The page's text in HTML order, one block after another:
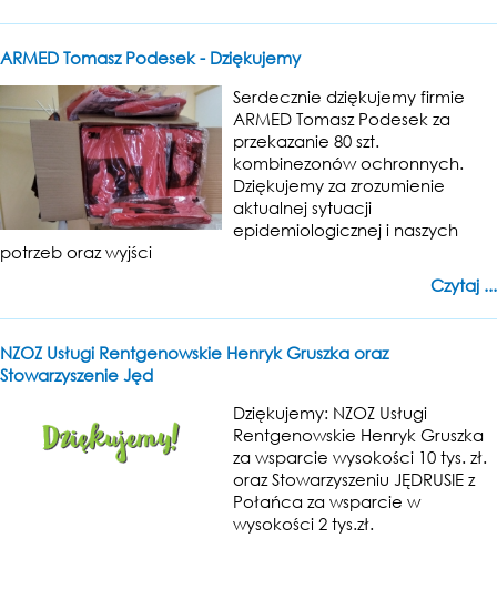
ARMED Tomasz Podesek - Dziękujemy
Serdecznie dziękujemy firmie
ARMED Tomasz Podesek za
przekazanie 80 szt.
kombinezonów ochronnych.
Dziękujemy za zrozumienie
aktualnej sytuacji
epidemiologicznej i naszych
potrzeb oraz wyjści
Czytaj ...
NZOZ Usługi Rentgenowskie Henryk Gruszka oraz
Stowarzyszenie Jęd
Dziękujemy: NZOZ Usługi
Rentgenowskie Henryk Gruszka
za wsparcie wysokości 10 tys. zł.
oraz Stowarzyszeniu JĘDRUSIE z
Połańca za wsparcie w
wysokości 2 tys.zł.